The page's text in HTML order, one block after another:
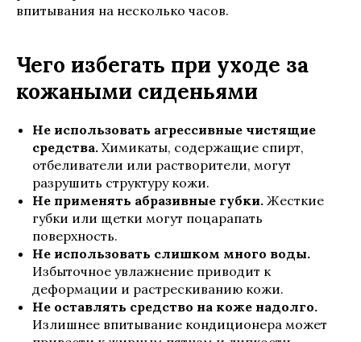
впитывания на несколько часов.
Чего избегать при уходе за
кожаными сиденьями
Не использовать агрессивные чистящие
средства. Химикаты, содержащие спирт,
отбеливатели или растворители, могут
разрушить структуру кожи.
Не применять абразивные губки. Жесткие
губки или щетки могут поцарапать
поверхность.
Не использовать слишком много воды.
Избыточное увлажнение приводит к
деформации и растрескиванию кожи.
Не оставлять средство на коже надолго.
Излишнее впитывание кондиционера может